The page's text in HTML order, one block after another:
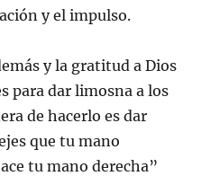
y el impulso.
y la gratitud a Dios
para dar limosna a los
de hacerlo es dar
que tu mano
tu mano derecha”